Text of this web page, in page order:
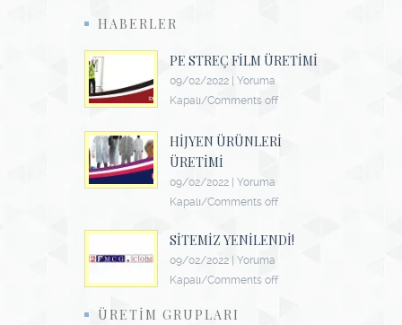
HABERLER
PE STREÇ FILM ÜRETIMI
09/02/2022
Yoruma
Kapalı/Comments off
HIJYEN ÜRÜNLERI
ÜRETIMI
09/02/2022
Yoruma
Kapalı/Comments off
SITEMIZ YENILENDI!
09/02/2022
Yoruma
Kapalı/Comments off
ÜRETIM GRUPLARI